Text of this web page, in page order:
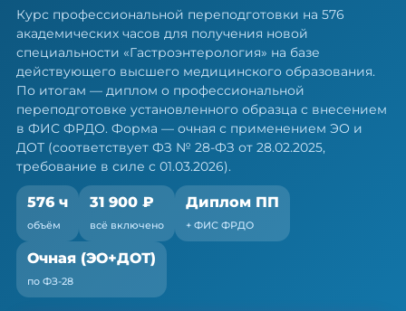
Очная форма с ЭО и ДОТ, без отрыва от работы
Курс профессиональной переподготовки на 576
академических часов для получения новой
специальности «Гастроэнтерология» на базе
действующего высшего медицинского образования.
По итогам — диплом о профессиональной
переподготовке установленного образца с внесением
в ФИС ФРДО. Форма — очная с применением ЭО и
ДОТ (соответствует ФЗ № 28-ФЗ от 28.02.2025,
требование в силе с 01.03.2026).
576 ч
объём
31 900 ₽
всё включено
Диплом ПП
+ ФИС ФРДО
Очная (ЭО+ДОТ)
по ФЗ-28